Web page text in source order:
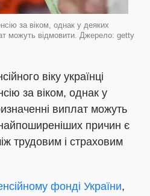
за віком, однак у деяких
можуть відмовити. Джерело: getty
віку українці
за віком, однак у
виплат можуть
причин є
трудовим і страховим
фонді України,